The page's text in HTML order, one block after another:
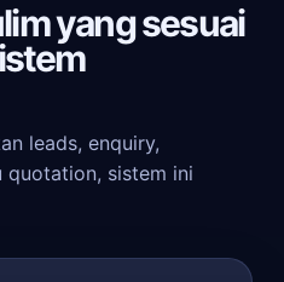
yang sesuai
leads, enquiry,
quotation, sistem ini